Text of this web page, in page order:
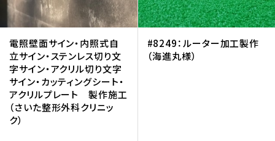
電照壁面サイン・内照式自
立サイン・ステンレス切り文
字サイン・アクリル切り文字
サイン・カッティングシート・
アクリルプレート 製作施工
（さいた整形外科クリニッ
ク）
#8249：ルーター加工製作
（海進丸様）